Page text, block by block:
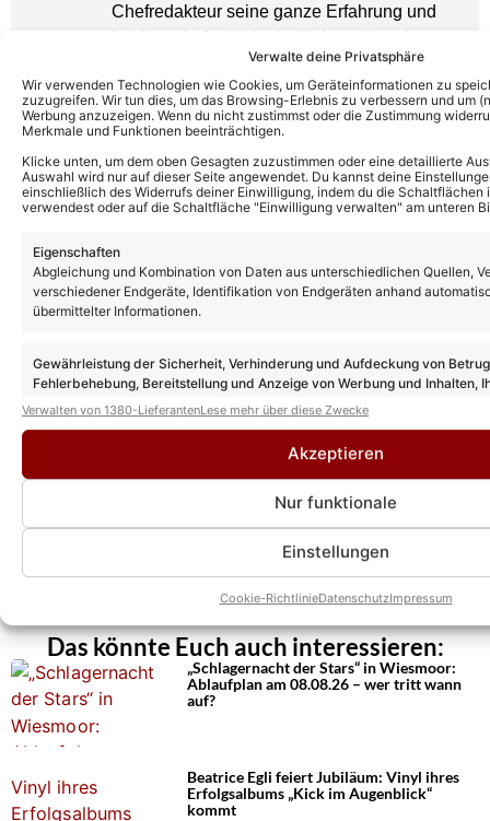
Verwalte deine Privatsphäre
Wir verwenden Technologien wie Cookies, um Geräteinformationen zu
zuzugreifen. Wir tun dies, um das Browsing-Erlebnis zu verbessern und um
Werbung anzuzeigen. Wenn du nicht zustimmst oder die Zustimmung
Merkmale und Funktionen beeinträchtigen.
Klicke unten, um dem oben Gesagten zuzustimmen oder eine detaillierte
Auswahl wird nur auf dieser Seite angewendet. Du kannst deine
einschließlich des Widerrufs deiner Einwilligung, indem du die
verwendest oder auf die Schaltfläche "Einwilligung verwalten" am unteren
Eigenschaften
Abgleichung und Kombination von Daten aus unterschiedlichen Quellen,
verschiedener Endgeräte, Identifikation von Endgeräten anhand
übermittelter Informationen.
Gewährleistung der Sicherheit, Verhinderung und Aufdeckung von
Fehlerbehebung, Bereitstellung und Anzeige von Werbung und Inhalten,
Entscheidungen zum Datenschutz speichern und übermitteln.
Verwalten von 1380-LieferantenLese mehr über diese Zwecke
Akzeptieren
Nur funktionale
Einstellungen
Cookie-RichtlinieDatenschutzImpressum
Chefredakteur seine ganze Erfahrung und
Leidenschaft mit hinein. Kein anderer kann
solch eine Expertise wie er vorweisen.
» AUTORENPROFIL & ALLE ARTIKEL VON
KEVIN DREWES
Das könnte Euch auch interessieren:
„Schlagernacht der Stars“ in Wiesmoor:
Ablaufplan am 08.08.26 – wer tritt wann
auf?
Beatrice Egli feiert Jubiläum: Vinyl ihres
Erfolgsalbums „Kick im Augenblick“
kommt